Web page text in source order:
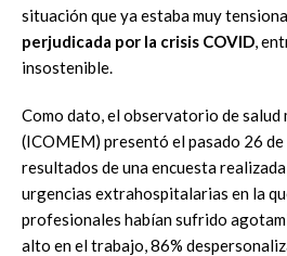
situación que yaestaba muy
perjudicada por la crisis COVID,
insostenible.
Como dato, el observatorio de salud
(ICOMEM) presentó el pasado 26 de
resultados de una encuesta
urgencias extrahospitalarias en la
profesionales habían sufrido
alto en el trabajo, 86%